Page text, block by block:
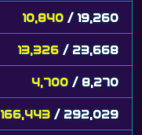
10,840 / 19,260
13,326 / 23,668
4,700 / 8,270
166,443 / 292,029